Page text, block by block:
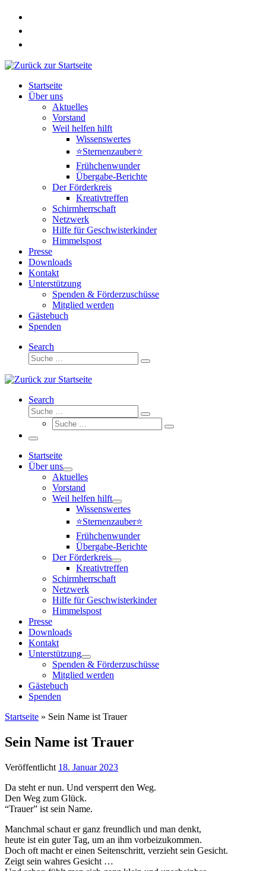
Zum
springen
Startseite
Über uns
Aktuelles
Vorstand
Weil helfen hilft
Wissenswertes
⭐Sternenzauber⭐
Frühchenwunder
Übergabe-Berichte
Der Förderkreis
Kreativtreffen
Schirmherrschaft
Netzwerk
Hilfe für Geschwisterkinder
Himmelspost
Presse
Downloads
Kontakt
Unterstützung
Spenden & Förderzuschüsse
Mitglied werden
Gästebuch
Spenden
Search
Suche
Suche
Search
Suche
Suche
Suche
Suche
Menü
Startseite
Über uns
Aktuelles
Vorstand
Weil helfen hilft
Wissenswertes
⭐Sternenzauber⭐
Frühchenwunder
Übergabe-Berichte
Der Förderkreis
Kreativtreffen
Schirmherrschaft
Netzwerk
Hilfe für Geschwisterkinder
Himmelspost
Presse
Downloads
Kontakt
Unterstützung
Spenden & Förderzuschüsse
Mitglied werden
Gästebuch
Spenden
Startseite » Sein Name ist Trauer
Sein Name ist Trauer
Veröffentlicht 18. Januar 2023
Da steht er nun. Und versperrt den Weg.
Den Weg zum Glück.
“Trauer” ist sein Name.
Manchmal schaut er ganz freundlich und man denkt,
heute ist ein guter Tag, um an ihm vorbeizukommen.
Doch oft macht er einen Seitenschritt, verzieht sein Gesicht.
Zeigt sein wahres Gesicht …